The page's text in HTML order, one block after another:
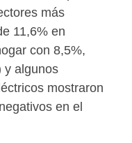
más
11,6% en
con 8,5%,
y algunos
mostraron
en el